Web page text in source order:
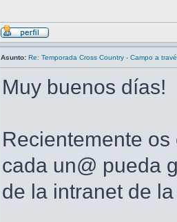
Asunto: Re: Temporada Cross Country - Campo a
Muy buenos días!
Recientemente
cada un@ pueda
de la intranet de